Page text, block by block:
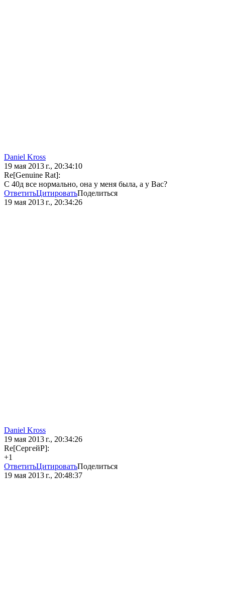
Daniel Kross
19 мая 2013 г., 20:34:10
Re[Genuine Rat]:
С 40д все нормально, она у меня была, а у Вас?
ОтветитьЦитироватьПоделиться
19 мая 2013 г., 20:34:26
Daniel Kross
19 мая 2013 г., 20:34:26
Re[СергейР]:
+1
ОтветитьЦитироватьПоделиться
19 мая 2013 г., 20:48:37